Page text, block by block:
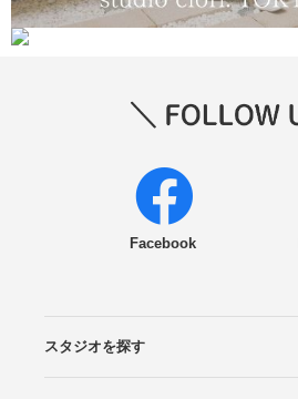
Facebook
スタジオを探す